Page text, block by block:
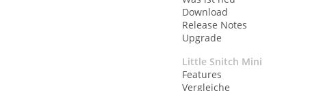
Download
Release Notes
Upgrade
Little Snitch Mini
Features
Vergleiche